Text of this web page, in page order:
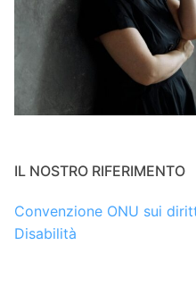
IL NOSTRO RIFERIMENTO
Convenzione ONU sui
Disabilità